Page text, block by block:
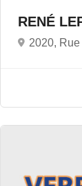
RENÉ
2020,